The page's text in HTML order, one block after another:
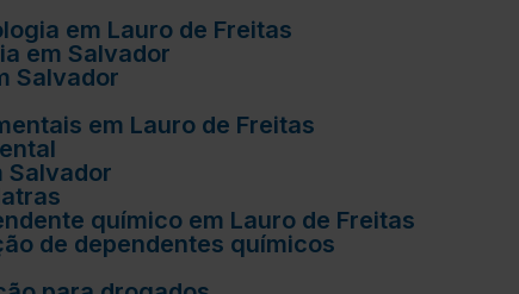
em Lauro de Freitas
em Salvador
Salvador
em Lauro de Freitas
Salvador
químico em Lauro de Freitas
de dependentes químicos